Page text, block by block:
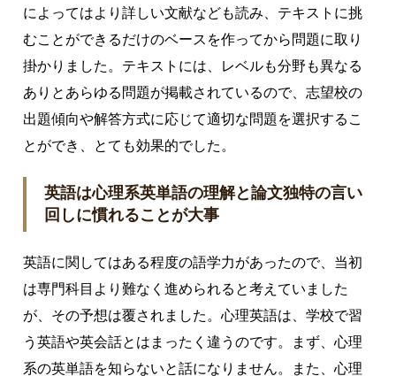
によってはより詳しい文献なども読み、テキストに挑
むことができるだけのベースを作ってから問題に取り
掛かりました。テキストには、レベルも分野も異なる
ありとあらゆる問題が掲載されているので、志望校の
出題傾向や解答方式に応じて適切な問題を選択するこ
とができ、とても効果的でした。
英語は心理系英単語の理解と論文独特の言い
回しに慣れることが大事
英語に関してはある程度の語学力があったので、当初
は専門科目より難なく進められると考えていました
が、その予想は覆されました。心理英語は、学校で習
う英語や英会話とはまったく違うのです。まず、心理
系の英単語を知らないと話になりません。また、心理